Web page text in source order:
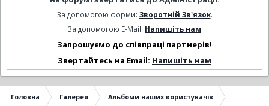
За допомогою форми: Зворотній Зв'язок.
За допомогою E-Mail: Напишіть нам
Запрошуємо до співпраці партнерів!
Звертайтесь на Email: Напишіть нам
Головна Галерея Альбоми наших користувачів